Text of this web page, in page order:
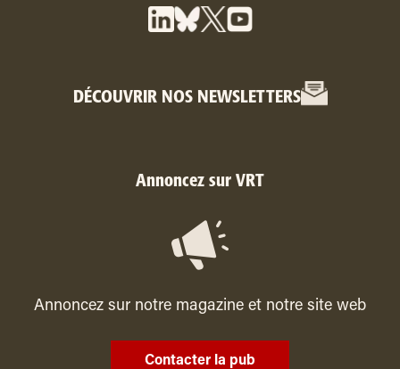
DÉCOUVRIR NOS NEWSLETTERS
Annoncez sur VRT
Annoncez sur notre magazine et notre site web
Contacter la pub